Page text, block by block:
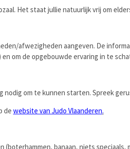
Het staat jullie natuurlijk vrij om
afwezigheden aangeven. De
om de opgebouwde ervaring in te
om te kunnen starten. Spreek
de website van Judo Vlaanderen.
banaan, niets speciaals,